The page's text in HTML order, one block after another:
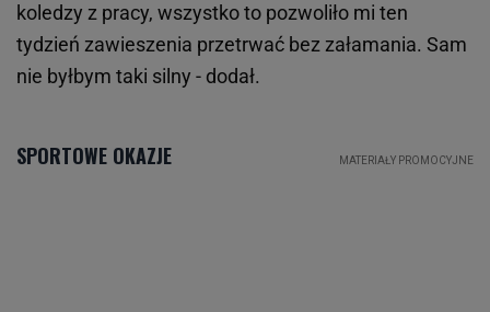
koledzy z pracy, wszystko to pozwoliło mi ten
tydzień zawieszenia przetrwać bez załamania. Sam
nie byłbym taki silny - dodał.